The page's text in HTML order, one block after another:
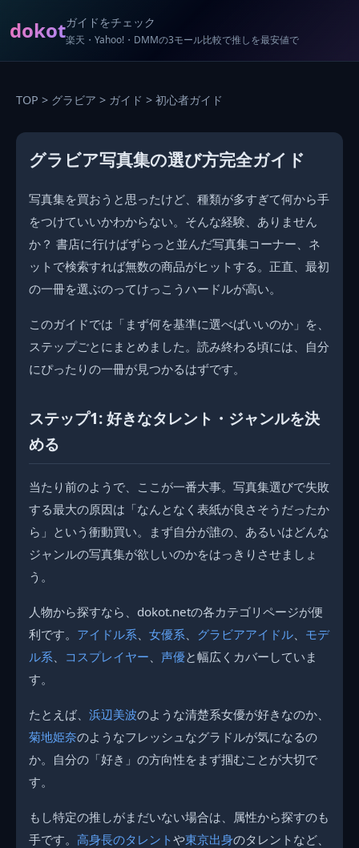
dokotガイドをチェック
楽天・Yahoo!・DMMの3モール比較で推しを最安値で
TOP > グラビア > ガイド > 初心者ガイド
グラビア写真集の選び方完全ガイド
写真集を買おうと思ったけど、種類が多すぎて何から手
をつけていいかわからない。そんな経験、ありません
か？ 書店に行けばずらっと並んだ写真集コーナー、ネ
ットで検索すれば無数の商品がヒットする。正直、最初
の一冊を選ぶのってけっこうハードルが高い。
このガイドでは「まず何を基準に選べばいいのか」を、
ステップごとにまとめました。読み終わる頃には、自分
にぴったりの一冊が見つかるはずです。
ステップ1: 好きなタレント・ジャンルを決
める
当たり前のようで、ここが一番大事。写真集選びで失敗
する最大の原因は「なんとなく表紙が良さそうだったか
ら」という衝動買い。まず自分が誰の、あるいはどんな
ジャンルの写真集が欲しいのかをはっきりさせましょ
う。
人物から探すなら、dokot.netの各カテゴリページが便
利です。 アイドル系、 女優系、 グラビアアイドル、 モデ
ル系、 コスプレイヤー、 声優と幅広くカバーしていま
す。
たとえば、 浜辺美波のような清楚系女優が好きなのか、
菊地姫奈のようなフレッシュなグラドルが気になるの
か。自分の「好き」の方向性をまず掴むことが大切で
す。
もし特定の推しがまだいない場合は、属性から探すのも
手です。 高身長のタレントや東京出身のタレントなど、